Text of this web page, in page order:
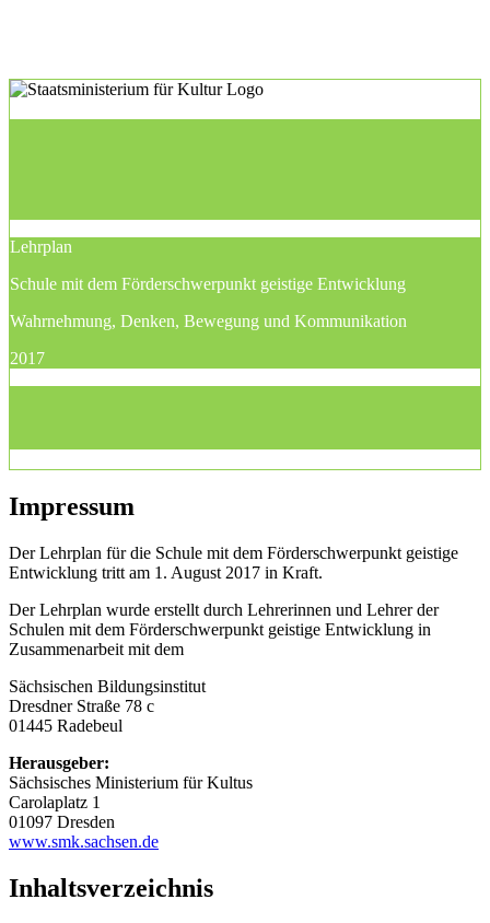
Lehrplan
Schule mit dem Förderschwerpunkt geistige Entwicklung
Wahrnehmung, Denken, Bewegung und Kommunikation
2017
Impressum
Der Lehrplan für die Schule mit dem Förderschwerpunkt geistige
Entwicklung tritt am 1. August 2017 in Kraft.
Der Lehrplan wurde erstellt durch Lehrerinnen und Lehrer der
Schulen mit dem Förderschwerpunkt geistige Entwicklung in
Zusammenarbeit mit dem
Sächsischen Bildungsinstitut
Dresdner Straße 78 c
01445 Radebeul
Herausgeber:
Sächsisches Ministerium für Kultus
Carolaplatz 1
01097 Dresden
www.smk.sachsen.de
Inhaltsverzeichnis